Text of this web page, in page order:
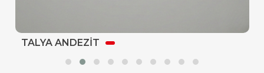
TALYA ANDEZİT